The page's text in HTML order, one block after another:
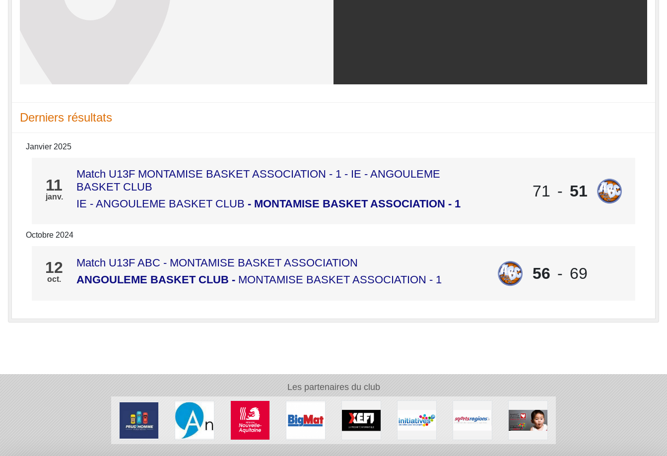
Derniers résultats
Janvier 2025
11
janv.
Match U13F MONTAMISE BASKET ASSOCIATION - 1 - IE - ANGOULEME
BASKET CLUB
IE - ANGOULEME BASKET CLUB - MONTAMISE BASKET ASSOCIATION - 1
71 - 51
Octobre 2024
12
oct.
Match U13F ABC - MONTAMISE BASKET ASSOCIATION
ANGOULEME BASKET CLUB - MONTAMISE BASKET ASSOCIATION - 1 56 - 69
Les partenaires du club